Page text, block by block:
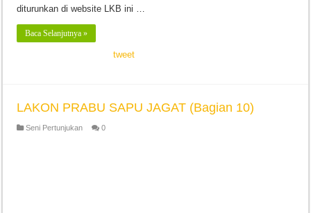
diturunkan di website LKB ini …
Baca Selanjutnya »
tweet
LAKON PRABU SAPU JAGAT (Bagian 10)
Seni Pertunjukan 0